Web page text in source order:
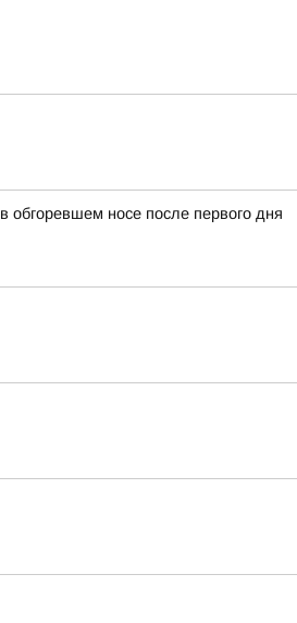
обгоревшем носе после первого дня